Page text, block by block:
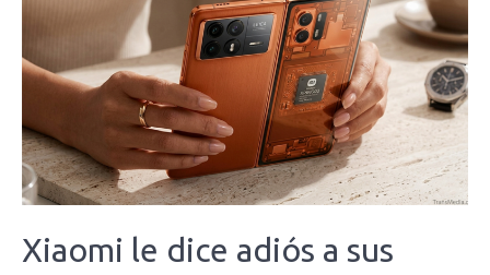
Xiaomi le dice adiós a sus